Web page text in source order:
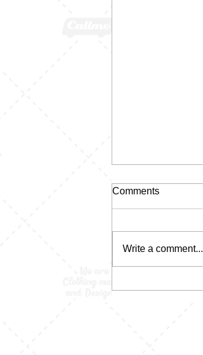
Comments
Write a comment...